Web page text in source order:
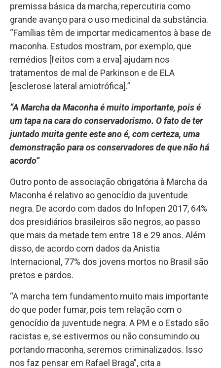
premissa básica da marcha, repercutiria como
grande avanço para o uso medicinal da substância.
“Famílias têm de importar medicamentos à base de
maconha. Estudos mostram, por exemplo, que
remédios [feitos com a erva] ajudam nos
tratamentos de mal de Parkinson e de ELA
[esclerose lateral amiotrófica].”
“A Marcha da Maconha é muito importante, pois é
um tapa na cara do conservadorismo. O fato de ter
juntado muita gente este ano é, com certeza, uma
demonstração para os conservadores de que não há
acordo”
Outro ponto de associação obrigatória à Marcha da
Maconha é relativo ao genocídio da juventude
negra. De acordo com dados do Infopen 2017, 64%
dos presidiários brasileiros são negros, ao passo
que mais da metade tem entre 18 e 29 anos. Além
disso, de acordo com dados da Anistia
Internacional, 77% dos jovens mortos no Brasil são
pretos e pardos.
“A marcha tem fundamento muito mais importante
do que poder fumar, pois tem relação com o
genocídio da juventude negra. A PM e o Estado são
racistas e, se estivermos ou não consumindo ou
portando maconha, seremos criminalizados. Isso
nos faz pensar em Rafael Braga”, cita a